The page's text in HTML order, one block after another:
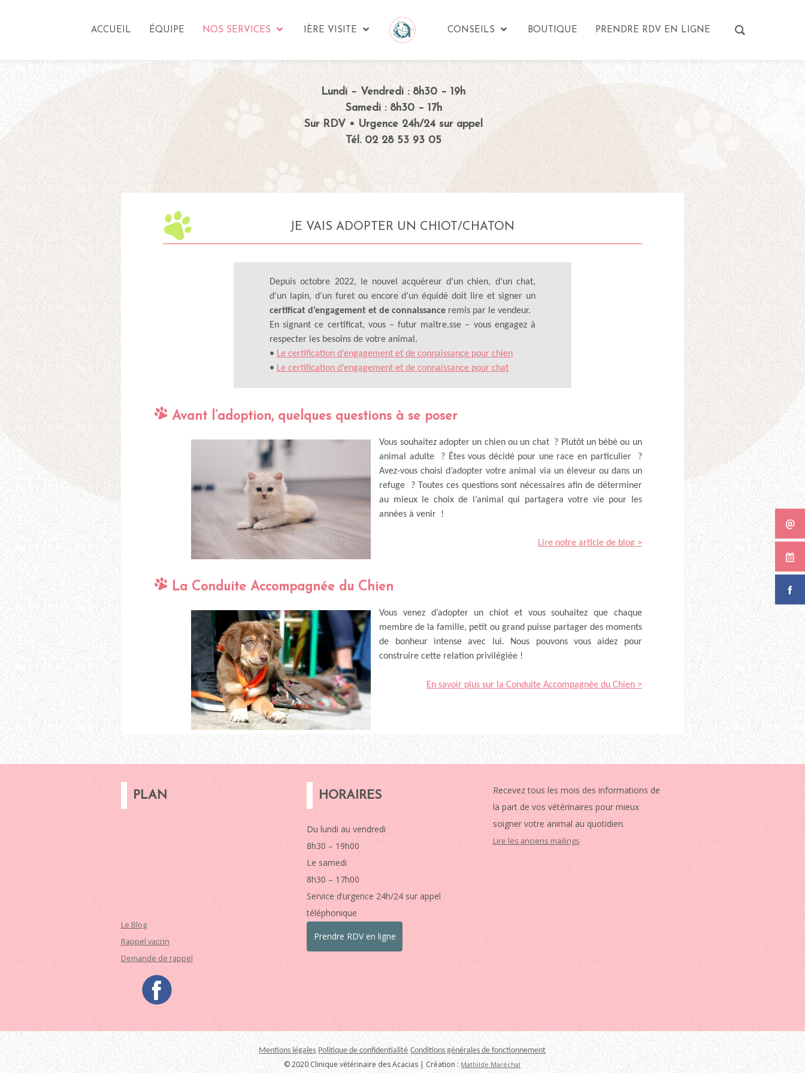
ACCUEIL ÉQUIPE NOS SERVICES 1ÈRE VISITE CONSEILS BOUTIQUE PRENDRE RDV EN LIGNE
Lundi – Vendredi : 8h30 – 19h
Samedi : 8h30 – 17h
Sur RDV • Urgence 24h/24 sur appel
Tél. 02 28 53 93 05
JE VAIS ADOPTER UN CHIOT/CHATON
Depuis octobre 2022, le nouvel acquéreur d’un chien, d’un chat,
d’un lapin, d’un furet ou encore d’un équidé doit lire et signer un
certificat d’engagement et de connaissance remis par le vendeur.
En signant ce certificat, vous – futur maître.sse – vous engagez à
respecter les besoins de votre animal.
• Le certification d’engagement et de connaissance pour chien
• Le certification d’engagement et de connaissance pour chat
Avant l’adoption, quelques questions à se poser
Vous souhaitez adopter un chien ou un chat ? Plutôt un bébé ou un
animal adulte ? Êtes vous décidé pour une race en particulier ?
Avez-vous choisi d’adopter votre animal via un éleveur ou dans un
refuge ? Toutes ces questions sont nécessaires afin de déterminer
au mieux le choix de l’animal qui partagera votre vie pour les
années à venir !
Lire notre article de blog >
La Conduite Accompagnée du Chien
Vous venez d’adopter un chiot et vous souhaitez que chaque
membre de la famille, petit ou grand puisse partager des moments
de bonheur intense avec lui. Nous pouvons vous aidez pour
construire cette relation privilégiée !
En savoir plus sur la Conduite Accompagnée du Chien >
PLAN
Le Blog
Rappel vaccin
Demande de rappel
HORAIRES
Du lundi au vendredi
8h30 – 19h00
Le samedi
8h30 – 17h00
Service d’urgence 24h/24 sur appel
téléphonique
Prendre RDV en ligne
Recevez tous les mois des informations de
la part de vos vétérinaires pour mieux
soigner votre animal au quotidien.
Lire les anciens mailings
Mentions légales Politique de confidentialité Conditions générales de fonctionnement
© 2020 Clinique vétérinaire des Acacias | Création :Mathilde Maréchal